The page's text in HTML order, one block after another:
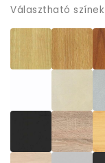
Választható színek